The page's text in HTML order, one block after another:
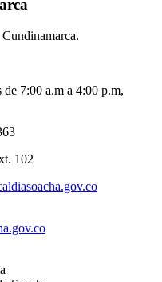
7:00 a.m a 4:00 p.m,
102